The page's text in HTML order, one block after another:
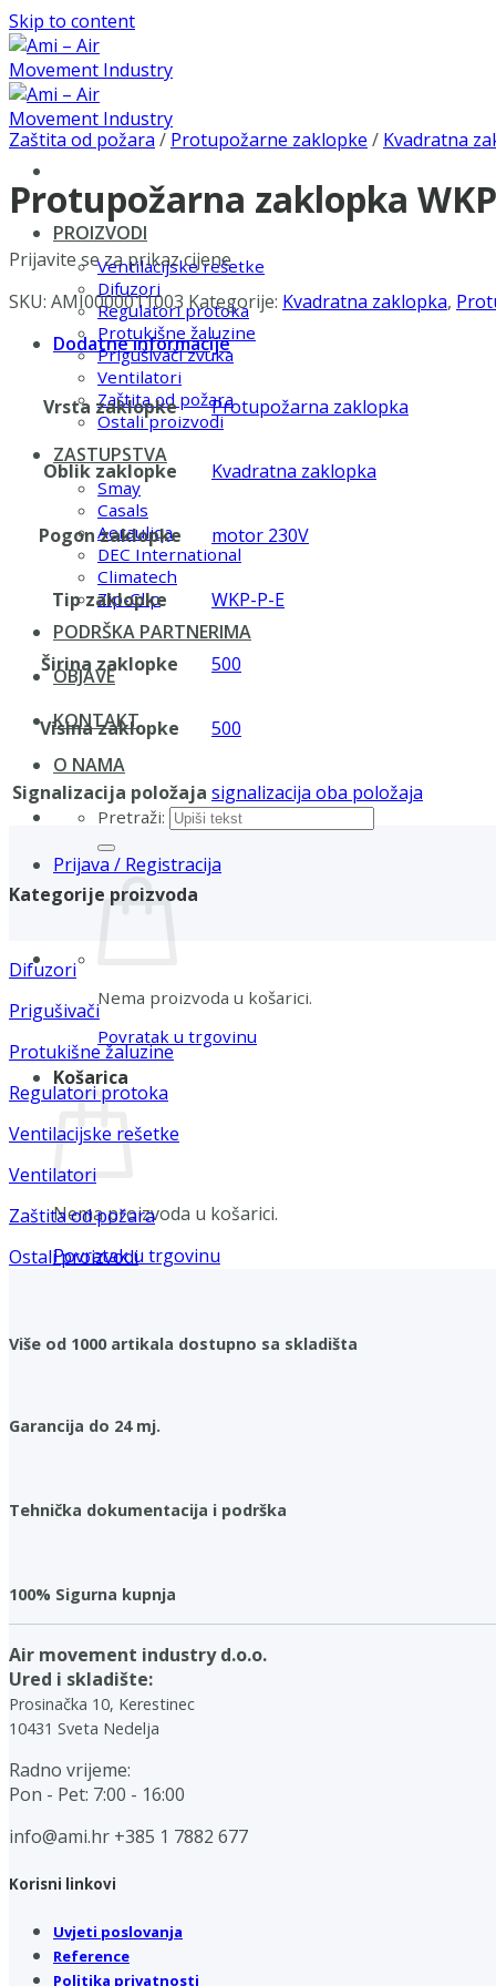
Skip to content
PROIZVODI
Ventilacijske rešetke
Difuzori
Regulatori protoka
Protukišne žaluzine
Prigušivači zvuka
Ventilatori
Zaštita od požara
Ostali proizvodi
ZASTUPSTVA
Smay
Casals
Aerauliqa
DEC International
Climatech
Zip-Clip
PODRŠKA PARTNERIMA
OBJAVE
KONTAKT
O NAMA
Pretraži:
Prijava / Registracija
Nema proizvoda u košarici.
Povratak u trgovinu
Košarica
Nema proizvoda u košarici.
Povratak u trgovinu
Zaštita od požara / Protupožarne zaklopke / Kvadratna
Protupožarna zaklopka
Prijavite se za prikaz cijene
SKU: AMI0000011003 Kategorije: Kvadratna zaklopka,
Dodatne informacije
Vrsta zaklopke Protupožarna zaklopka
Oblik zaklopke Kvadratna zaklopka
Pogon zaklopke motor 230V
Tip zaklopke WKP-P-E
Širina zaklopke 500
Visina zaklopke 500
Signalizacija položaja signalizacija oba položaja
Kategorije proizvoda
Difuzori
Prigušivači
Protukišne žaluzine
Regulatori protoka
Ventilacijske rešetke
Ventilatori
Zaštita od požara
Ostali proizvodi
Više od 1000 artikala dostupno sa skladišta
Garancija do 24 mj.
Tehnička dokumentacija i podrška
100% Sigurna kupnja
Air movement industry d.o.o.
Ured i skladište:
Prosinačka 10, Kerestinec
10431 Sveta Nedelja
Radno vrijeme:
Pon - Pet: 7:00 - 16:00
info@ami.hr +385 1 7882 677
Korisni linkovi
Uvjeti poslovanja
Reference
Politika privatnosti